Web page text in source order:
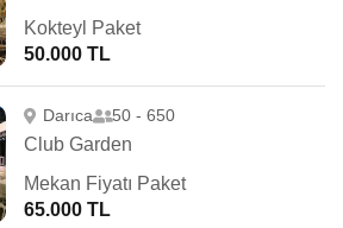
Kokteyl Paket
50.000 TL
Darıca 50 - 650
Club Garden
Mekan Fiyatı Paket
65.000 TL